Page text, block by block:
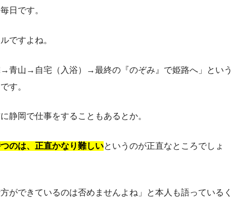
日です。
ですよね。
青山→自宅（入浴）→最終の『のぞみ』で姫路へ」という
す。
静岡で仕事をすることもあるとか。
のは、正直かなり難しいというのが正直なところでしょ
ができているのは否めませんよね」と本人も語っているく